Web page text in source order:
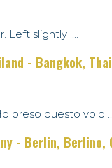
Left slightly l...
- Bangkok,
preso questo volo
- Berlin, Berlino,